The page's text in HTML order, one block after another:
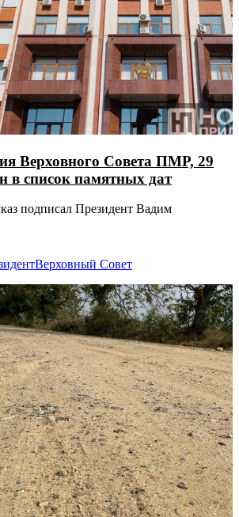
Верховного Совета ПМР, 29
в список памятных дат
подписал Президент Вадим
Верховный Совет